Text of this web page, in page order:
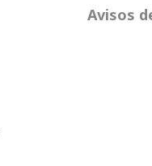
Avisos